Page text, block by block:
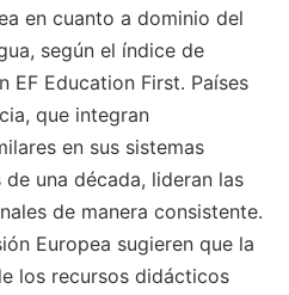
en cuanto a dominio del
según el índice de
Education First. Países
que integran
en sus sistemas
una década, lideran las
de manera consistente.
Europea sugieren que la
los recursos didácticos